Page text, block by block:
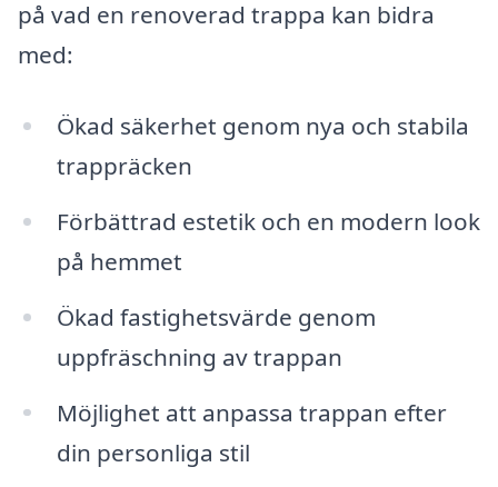
på vad en renoverad trappa kan bidra
med:
Ökad säkerhet genom nya och stabila
trappräcken
Förbättrad estetik och en modern look
på hemmet
Ökad fastighetsvärde genom
uppfräschning av trappan
Möjlighet att anpassa trappan efter
din personliga stil